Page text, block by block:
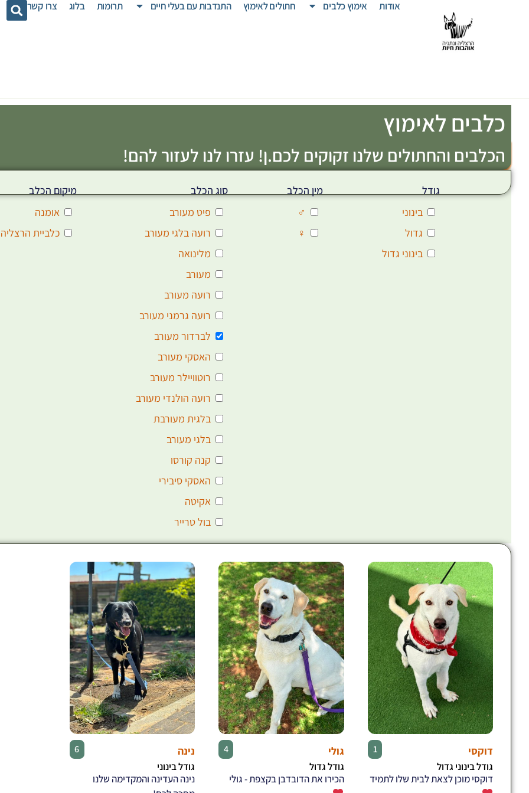
אודות אימוץ כלבים חתולים לאימוץ התנדבות עם בעלי חיים תרומות בלוג צרו קשר
כלבים לאימוץ
הכלבים והחתולים שלנו זקוקים לכם.ן! עזרו לנו לעזור להם!
גודל
בינוני
גדול
בינוני גדול
מין הכלב
♂
♀
סוג הכלב
פיט מעורב
רועה בלגי מעורב
מלינואה
מעורב
רועה מעורב
רועה גרמני מעורב
לברדור מעורב
האסקי מעורב
רוטוויילר מעורב
רועה הולנדי מעורב
בלגית מעורבת
בלגי מעורב
קנה קורסו
האסקי סיבירי
אקיטה
בול טרייר
אמריקן בולי
מיקום הכלב
אומנה
כלביית הרצליה
דוקסי 1
גודל בינוני גדול
דוקסי מוכן לצאת לבית שלו לתמיד
גולי 4
גודל גדול
הכירו את הדובדבן בקצפת - גולי
נינה 6
גודל בינוני
נינה העדינה והמקדימה שלנו